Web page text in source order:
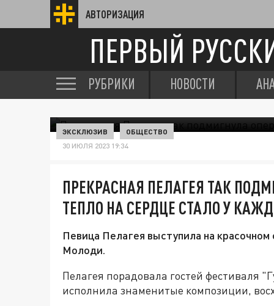
АВТОРИЗАЦИЯ
ПЕРВЫЙ
РУБРИКИ НОВОСТИ
ЭКСКЛЮЗИВ ОБЩЕСТВО
30 ИЮЛЯ 2023 19:34
ПРЕКРАСНАЯ ПЕЛАГЕЯ ТАК
ТЕПЛО НА СЕРДЦЕ СТАЛО У
Певица Пелагея выступила на
Молоди.
Пелагея порадовала гостей фестиваля
исполнила знаменитые композиции,